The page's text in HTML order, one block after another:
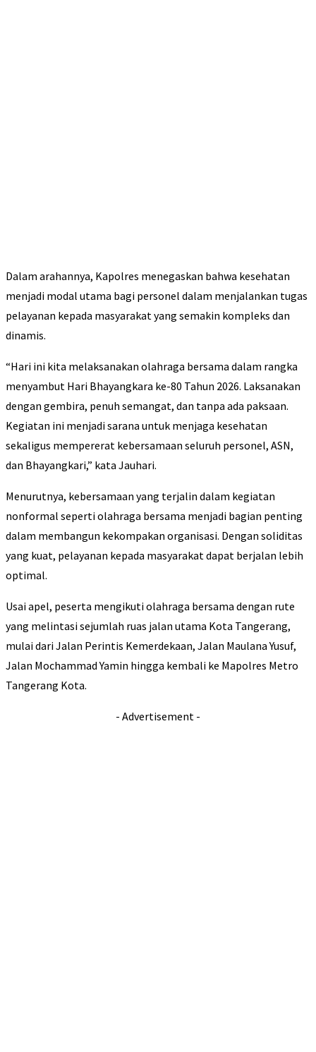
Dalam arahannya, Kapolres menegaskan bahwa kesehatan
menjadi modal utama bagi personel dalam menjalankan tugas
pelayanan kepada masyarakat yang semakin kompleks dan
dinamis.
“Hari ini kita melaksanakan olahraga bersama dalam rangka
menyambut Hari Bhayangkara ke-80 Tahun 2026. Laksanakan
dengan gembira, penuh semangat, dan tanpa ada paksaan.
Kegiatan ini menjadi sarana untuk menjaga kesehatan
sekaligus mempererat kebersamaan seluruh personel, ASN,
dan Bhayangkari,” kata Jauhari.
Menurutnya, kebersamaan yang terjalin dalam kegiatan
nonformal seperti olahraga bersama menjadi bagian penting
dalam membangun kekompakan organisasi. Dengan soliditas
yang kuat, pelayanan kepada masyarakat dapat berjalan lebih
optimal.
Usai apel, peserta mengikuti olahraga bersama dengan rute
yang melintasi sejumlah ruas jalan utama Kota Tangerang,
mulai dari Jalan Perintis Kemerdekaan, Jalan Maulana Yusuf,
Jalan Mochammad Yamin hingga kembali ke Mapolres Metro
Tangerang Kota.
- Advertisement -